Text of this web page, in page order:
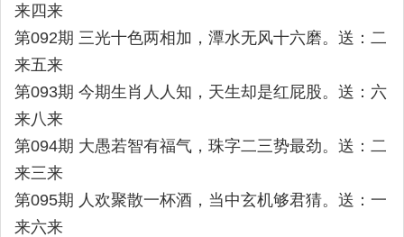
来四来
第092期 三光十色两相加，潭水无风十六磨。送：二
来五来
第093期 今期生肖人人知，天生却是红屁股。送：六
来八来
第094期 大愚若智有福气，珠字二三势最劲。送：二
来三来
第095期 人欢聚散一杯酒，当中玄机够君猜。送：一
来六来